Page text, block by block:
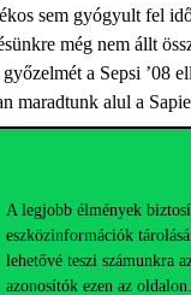
A legjobb élmények
eszközinformációk
lehetővé teszi számunkra
azonosítók ezen az
sem gyógyult fel
még nem állt
a Sepsi
maradtunk alul a
az, hogy a
A tornát a Sapientia
Mágó Mánuel,